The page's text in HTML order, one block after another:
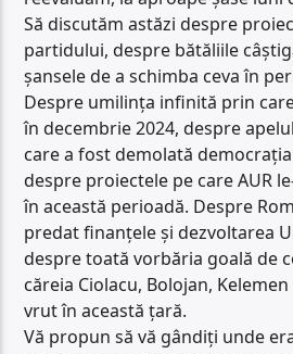
Să discutăm astăzi despre
partidului, despre bătăliile
șansele de a schimba ceva în
Despre umilința infinită prin
în decembrie 2024, despre
care a fost demolată
despre proiectele pe care AUR
în această perioadă. Despre
predat finanțele și dezvoltarea
despre toată vorbăria goală de
căreia Ciolacu, Bolojan,
vrut în această țară.
Vă propun să vă gândiți unde